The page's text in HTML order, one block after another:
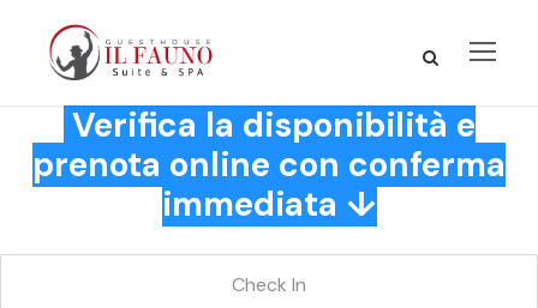
Verifica la disponibilità e
prenota online con conferma
immediata ↓